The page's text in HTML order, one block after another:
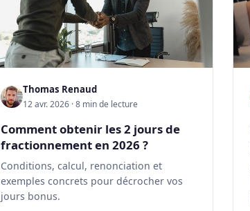
Thomas Renaud
12 avr. 2026 · 8 min de lecture
Comment obtenir les 2 jours de
fractionnement en 2026 ?
Conditions, calcul, renonciation et
exemples concrets pour décrocher vos
jours bonus.